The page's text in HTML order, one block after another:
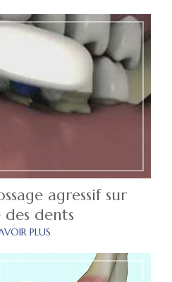
agressif sur
des dents
PLUS